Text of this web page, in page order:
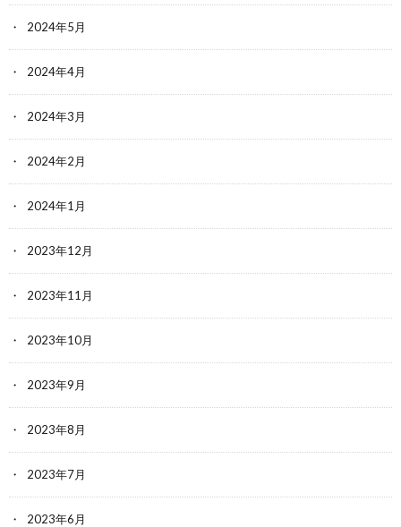
2024年5月
2024年4月
2024年3月
2024年2月
2024年1月
2023年12月
2023年11月
2023年10月
2023年9月
2023年8月
2023年7月
2023年6月